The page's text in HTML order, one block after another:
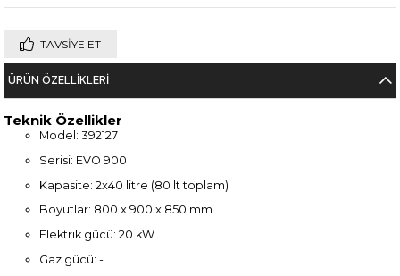
TAVSIYE ET
ÜRÜN ÖZELLIKLERI
Teknik Özellikler
Model: 392127
Serisi: EVO 900
Kapasite: 2x40 litre (80 lt toplam)
Boyutlar: 800 x 900 x 850 mm
Elektrik gücü: 20 kW
Gaz gücü: -